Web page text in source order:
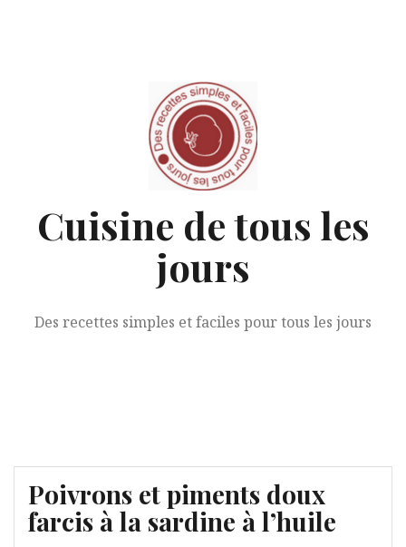
Cuisine de tous les
jours
Des recettes simples et faciles pour tous les jours
Poivrons et piments doux
farcis à la sardine à l’huile